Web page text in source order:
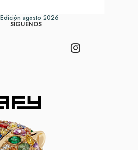
Edición agosto 2026
SÍGUENOS